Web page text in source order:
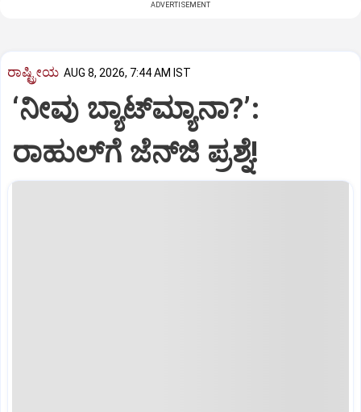
ADVERTISEMENT
ರಾಷ್ಟ್ರೀಯ AUG 8, 2026, 7:44 AM IST
‘ನೀವು ಬ್ಯಾಟ್‌ಮ್ಯಾನಾ?’:
ರಾಹುಲ್‌ಗೆ ಜೆನ್‌ಜಿ ಪ್ರಶ್ನೆ!